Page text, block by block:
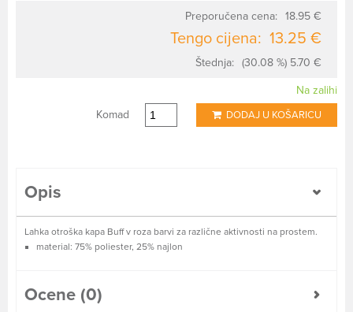
Preporučena cena: 18.95 €
Tengo cijena: 13.25 €
Štednja: (30.08 %) 5.70 €
Na zalihi
Komad
DODAJ U KOŠARICU
Opis
Lahka otroška kapa Buff v roza barvi za različne aktivnosti na prostem.
material: 75% poliester, 25% najlon
Ocene (0)